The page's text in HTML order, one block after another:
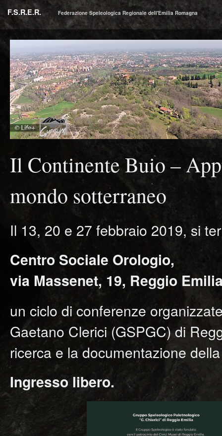
F.S.R.E.R. Federazione Speleologica Regionale dell'Emilia Romagna
Il Continente Buio –
mondo sotterraneo
Il 13, 20 e 27 febbraio 2019, si
Centro Sociale Orologio,
via Massenet, 19, Reggio
un ciclo di conferenze
Gaetano Clerici (GSPGC) di
ricerca e la documentazione
Ingresso libero.